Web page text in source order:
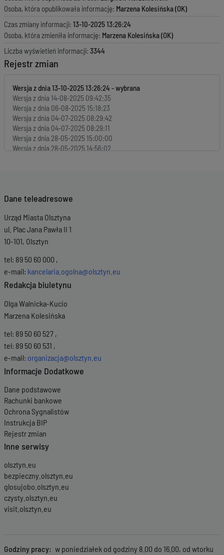
Osoba, która opublikowała informację: Marzena Kolesińska (OK)
Czas zmiany informacji: 13-10-2025 13:26:24
Osoba, która zmieniła informację: Marzena Kolesińska (OK)
Liczba wyświetleń informacji: 3344
Rejestr zmian
Wersja z dnia13-10-2025 13:26:24
Wersja z dnia 14-08-2025 09:42:35
Wersja z dnia 06-08-2025 15:18:23
Wersja z dnia 04-07-2025 08:29:42
Wersja z dnia 04-07-2025 08:29:11
Wersja z dnia 28-05-2025 15:00:00
Wersja z dnia 28-05-2025 14:56:02
Dane teleadresowe
Urząd Miasta Olsztyna
ul. Plac Jana Pawła II 1
10-101, Olsztyn
tel: 89 50 60 000 ,
e-mail: kancelaria.ogolna@olsztyn.eu
Redakcja biuletynu
Olga Walnicka-Kucio
Marzena Kolesińska
tel: 89 50 60 527 ,
tel: 89 50 60 531 ,
e-mail: organizacja@olsztyn.eu
Informacje Dodatkowe
Dane podstawowe
Rachunki bankowe
Ochrona Sygnalistów
Instrukcja BIP
Rejestr zmian
Inne serwisy
olsztyn.eu
bezpieczny.olsztyn.eu
glosujobo.olsztyn.eu
czysty.olsztyn.eu
visit.olsztyn.eu
Godziny pracy w poniedziałek od godziny 8.00 do 16.00, od wtorku